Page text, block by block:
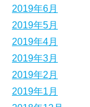
2019年6月
2019年5月
2019年4月
2019年3月
2019年2月
2019年1月